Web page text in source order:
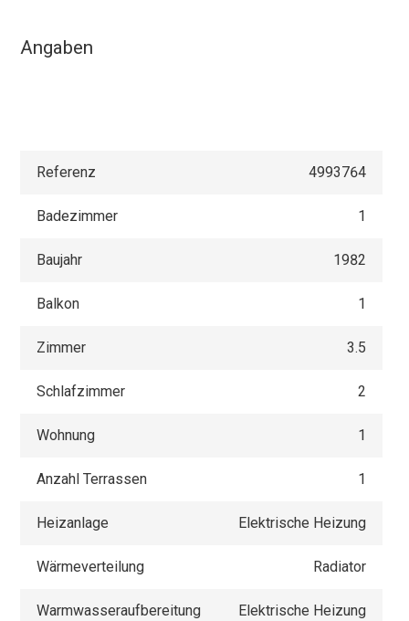
Angaben
Referenz 4993764
Badezimmer 1
Baujahr 1982
Balkon 1
Zimmer 3.5
Schlafzimmer 2
Wohnung 1
Anzahl Terrassen 1
Heizanlage Elektrische Heizung
Wärmeverteilung Radiator
Warmwasseraufbereitung Elektrische Heizung